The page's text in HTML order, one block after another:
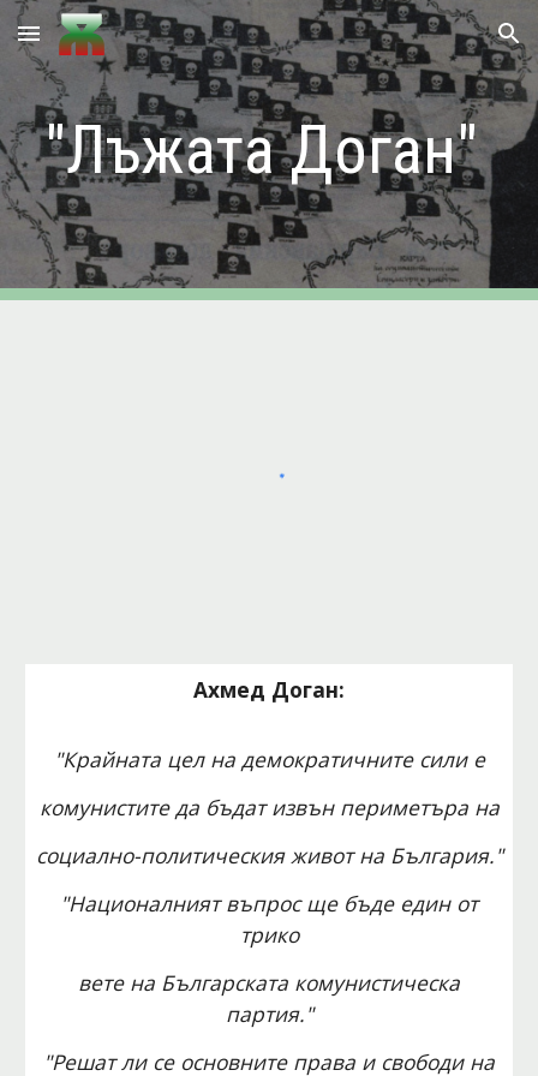
Skip to main content Skip to navigation
"Лъжата Доган"
Ахмед Доган:
"Крайната цел на демократичните сили е
комунистите да бъдат извън периметъра на
социално-политическия живот на България."
"Националният въпрос ще бъде един от
трико
вете на Българската комунистическа
партия."
"Решат ли се основните права и свободи на